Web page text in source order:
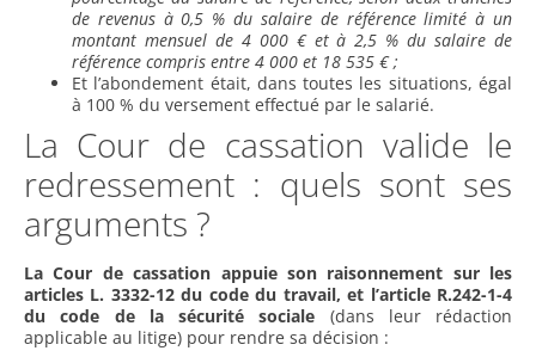
de revenus à 0,5 % du salaire de référence limité à un
montant mensuel de 4 000 € et à 2,5 % du salaire de
référence compris entre 4 000 et 18 535 € ;
Et l’abondement était, dans toutes les situations, égal
à 100 % du versement effectué par le salarié.
La Cour de cassation valide le
redressement : quels sont ses
arguments ?
La Cour de cassation appuie son raisonnement sur les
articles L. 3332-12 du code du travail, et l’article R.242-1-4
du code de la sécurité sociale (dans leur rédaction
applicable au litige) pour rendre sa décision :